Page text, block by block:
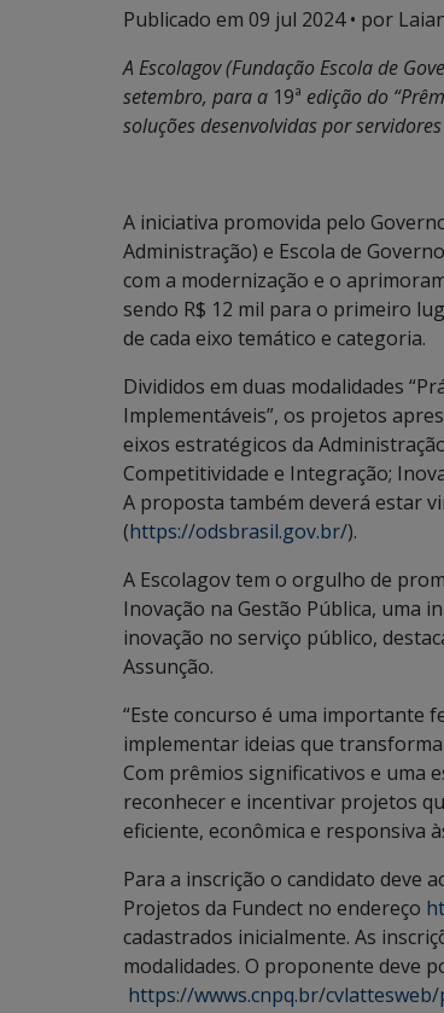
Publicado em 09 jul 2024• por
A Escolagov (Fundação Escola de
setembro, para a 19ª edição do
soluções desenvolvidas por servidores
A iniciativa promovida pelo
Administração) e Escola de
com a modernização e o
sendo R$ 12 mil para o primeiro
de cada eixo temático e categoria.
Divididos em duas modalidades
Implementáveis”, os projetos
eixos estratégicos da
Competitividade e Integração;
A proposta também deverá estar
(https://odsbrasil.gov.br/).
A Escolagov tem o orgulho de
Inovação na Gestão Pública, uma
inovação no serviço público,
Assunção.
“Este concurso é uma importante
implementar ideias que
Com prêmios significativos e uma
reconhecer e incentivar projetos
eficiente, econômica e responsiva
Para a inscrição o candidato deve
Projetos da Fundect no endereço
cadastrados inicialmente. As
modalidades. O proponente deve
https://wwws.cnpq.br/cvlattesweb/